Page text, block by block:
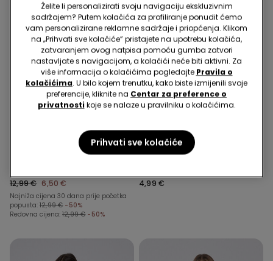
12,99 € 6,50 €
Najniža cijena 30 dana prije početka
popusta: 12,99 € -50%
Redovna cijena: 12,99 € -50%
Reciklirana mikrovlakna
5 Boje
4,99 €
Želite li personalizirati svoju navigaciju ekskluzivnim
sadržajem? Putem kolačića za profiliranje ponudit ćemo
vam personalizirane reklamne sadržaje i priopćenja. Klikom
na „Prihvati sve kolačiće” pristajete na upotrebu kolačića,
zatvaranjem ovog natpisa pomoću gumba zatvori
nastavljate s navigacijom, a kolačići neće biti aktivni. Za
više informacija o kolačićima pogledajte Pravila o
kolačićima. U bilo kojem trenutku, kako biste izmijenili svoje
preferencije, kliknite na Centar za preference o
privatnostikoje se nalaze u pravilniku o kolačićima.
Prihvati sve kolačiće